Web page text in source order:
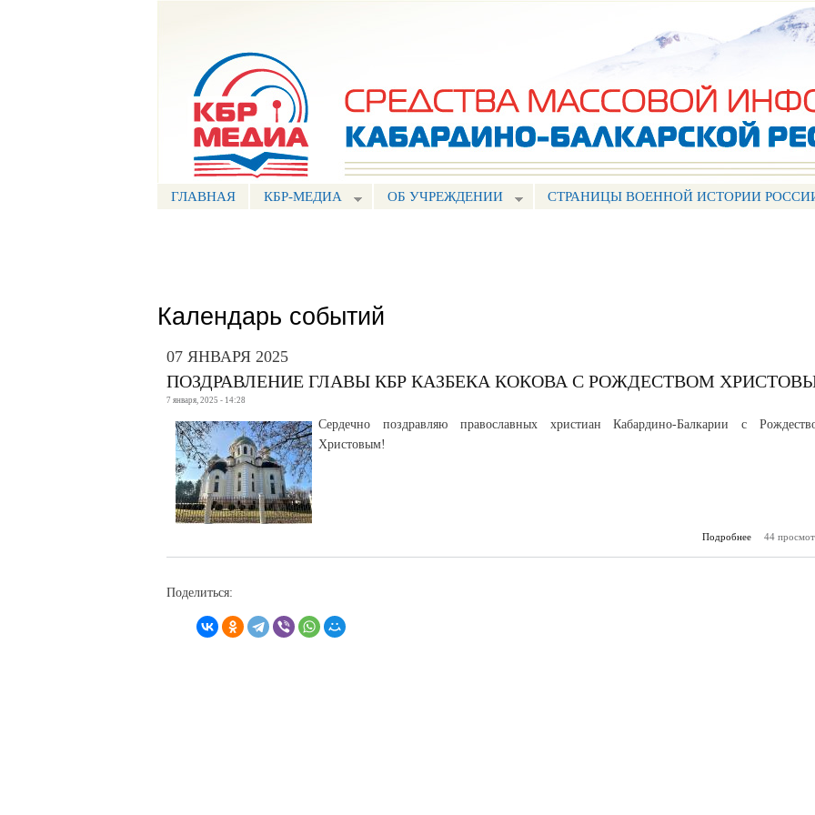
ГЛАВНАЯ КБР-МЕДИА ОБ УЧРЕЖДЕНИИ СТРАНИЦЫ ВОЕННОЙ ИСТОРИИ
Календарь событий
07 ЯНВАРЯ 2025
ПОЗДРАВЛЕНИЕ ГЛАВЫ КБР КАЗБЕКА КОКОВА С РОЖДЕСТВОМ
7 января, 2025 - 14:28
Сердечно поздравляю православных христиан Кабардино-Балкарии с
Христовым!
Подробнее о44
Поделиться: